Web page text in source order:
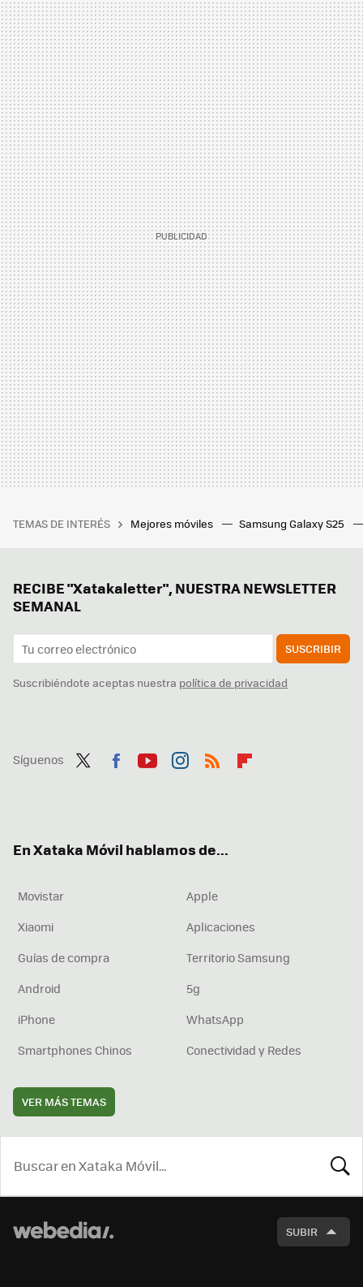
TEMAS DE INTERÉS Mejores móviles Samsung Galaxy S25
RECIBE "Xatakaletter", NUESTRA NEWSLETTER
SEMANAL
SUSCRIBIR
Suscribiéndote aceptas nuestra política de privacidad
Síguenos
En Xataka Móvil hablamos de...
Movistar
Apple
Xiaomi
Aplicaciones
Guías de compra
Territorio Samsung
Android
5g
iPhone
WhatsApp
Smartphones Chinos
Conectividad y Redes
VER MÁS TEMAS
SUBIR